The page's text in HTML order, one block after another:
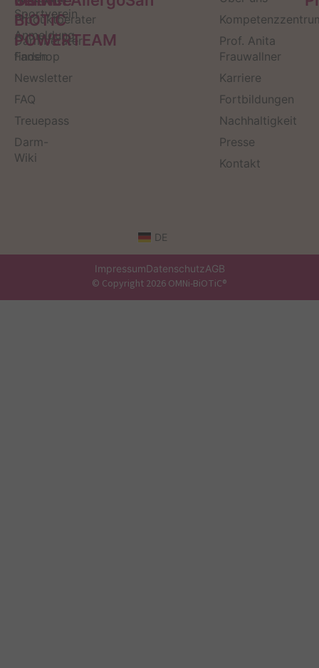
Produktberater
Darmberater
finden
Newsletter
FAQ
Treuepass
Darm-
Wiki
BiOTiC
POWERTEAM
Sportverein
Anmeldung
Fanshop
Prof. Anita
Frauwallner
Karriere
Fortbildungen
Nachhaltigkeit
Presse
Kontakt
DE
ImpressumDatenschutzAGB
© Copyright 2026 OMNi-BiOTiC®